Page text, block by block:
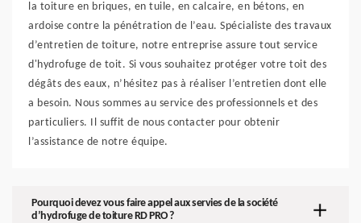
la toiture en briques, en tuile, en calcaire, en bétons, en
ardoise contre la pénétration de l’eau. Spécialiste des travaux
d’entretien de toiture, notre entreprise assure tout service
d'hydrofuge de toit. Si vous souhaitez protéger votre toit des
dégâts des eaux, n’hésitez pas à réaliser l’entretien dont elle
a besoin. Nous sommes au service des professionnels et des
particuliers. Il suffit de nous contacter pour obtenir
l’assistance de notre équipe.
Pourquoi devez vous faire appel aux servies de la société
d’hydrofuge de toiture RD PRO ?